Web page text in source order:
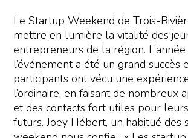
Le Startup Weekend de Trois-
mettre en lumière la vitalité des
entrepreneurs de la région.
l’événement a été un grand succès
participants ont vécu une
l’ordinaire, en faisant de nombreux
et des contacts fort utiles pour
futurs. Joey Hébert, un habitué des